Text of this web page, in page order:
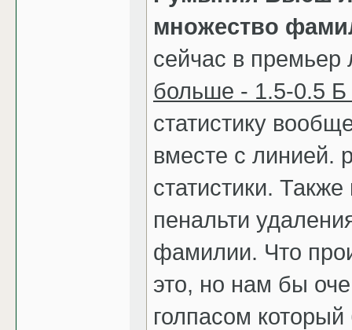
множество
сейчас в премьер
больше - 1.5-0.5
статистику
вместе с линией.
статистики.
пенальти
фамилии. Что
это, но нам бы
голпасом